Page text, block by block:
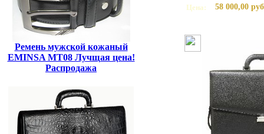
Ремень мужской кожаный
EMINSA MT08 Лучщая цена!
Распродажа
Цена:
58 000,00